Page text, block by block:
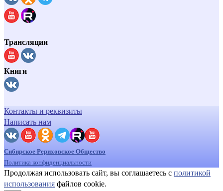
Трансляции
Книги
Контакты и реквизиты
Написать нам
Сибирское Рериховское Общество
Политика конфиденциальности
Продолжая использовать сайт, вы соглашаетесь с политикой
использования файлов cookie.